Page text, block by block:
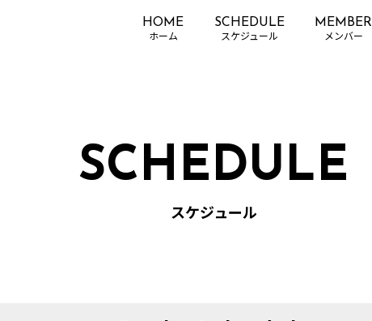
HOME SCHEDULE MEMBER
SCHEDULE
スケジュール